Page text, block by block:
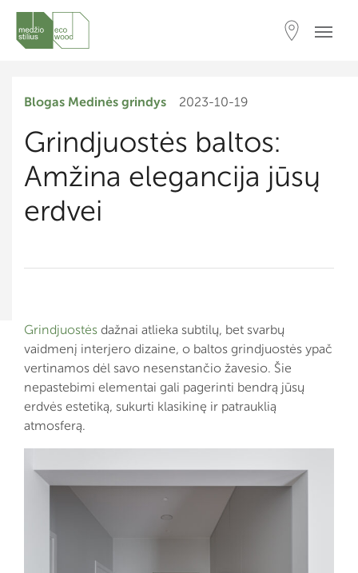
Blogas Medinės grindys 2023-10-19
Grindjuostės baltos:
Amžina elegancija jūsų
erdvei
Grindjuostės dažnai atlieka subtilų, bet svarbų
vaidmenį interjero dizaine, o baltos grindjuostės ypač
vertinamos dėl savo nesenstančio žavesio. Šie
nepastebimi elementai gali pagerinti bendrą jūsų
erdvės estetiką, sukurti klasikinę ir patrauklią
atmosferą.